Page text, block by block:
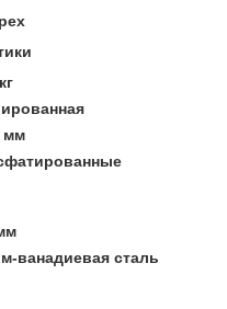
мм
ванадиевая сталь